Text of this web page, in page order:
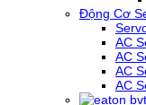
Động Cơ
AC
AC
AC
AC